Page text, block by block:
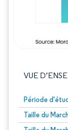
VUE
Période
Taille du